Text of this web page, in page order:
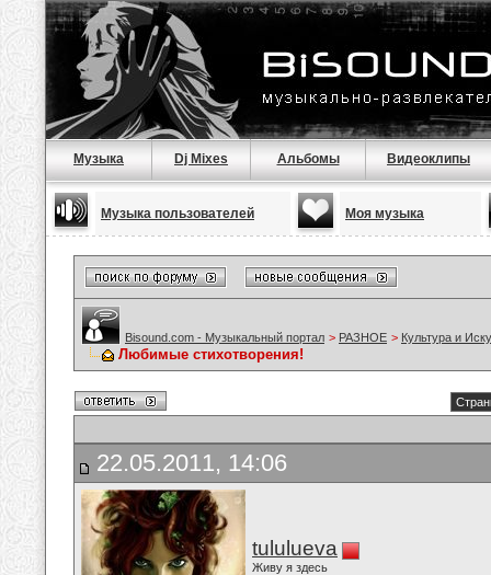
Музыка Dj Mixes Альбомы Видеоклипы
Музыка пользователей Моя музыка
Bisound.com - Музыкальный портал > РАЗНОЕ > Культура и
Любимые стихотворения!
22.05.2011, 14:06
tululueva
Живу я здесь